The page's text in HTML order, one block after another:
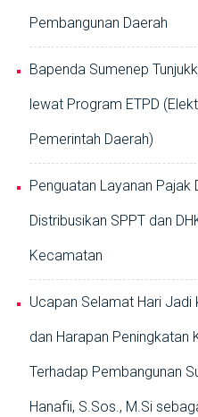
Pembangunan Daerah
Bapenda Sumenep
lewat Program ETPD
Pemerintah Daerah)
Penguatan Layanan Pajak
Distribusikan SPPT dan
Kecamatan
Ucapan Selamat Hari
dan Harapan Peningkatan
Terhadap Pembangunan
Hanafii, S.Sos., M.Si